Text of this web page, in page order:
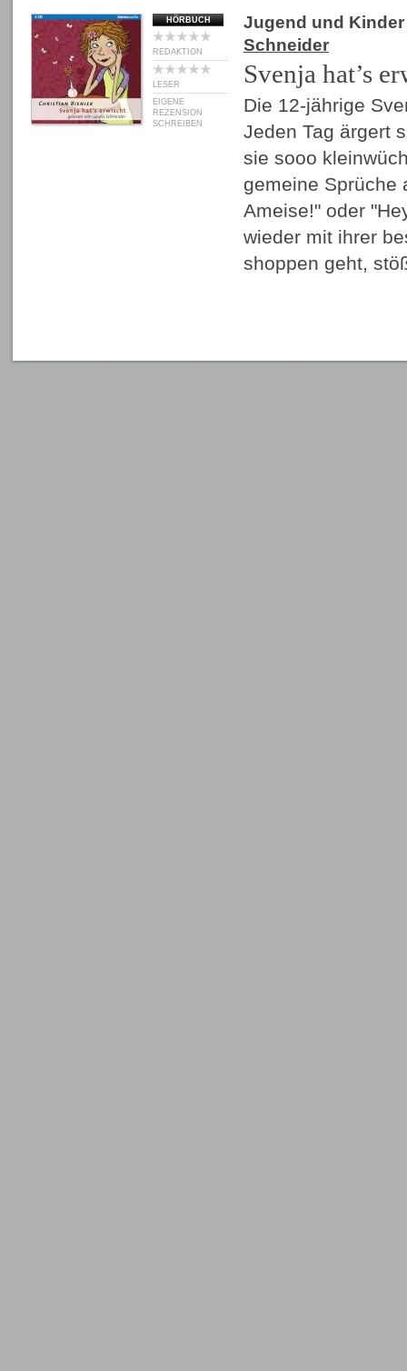
HÖRBUCH
REDAKTION
LESER
EIGENE
REZENSION
SCHREIBEN
Jugend und Kinder
Schneider
Svenja hat’s
Die 12-jährige
Jeden Tag ärgert
sie sooo
gemeine Sprüche
Ameise!" oder
wieder mit ihrer
shoppen geht,